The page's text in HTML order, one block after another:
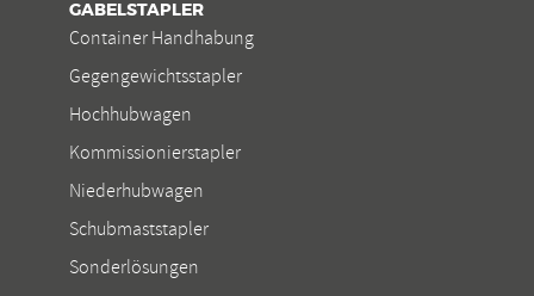
GABELSTAPLER
Container Handhabung
Gegengewichtsstapler
Hochhubwagen
Kommissionierstapler
Niederhubwagen
Schubmaststapler
Sonderlösungen